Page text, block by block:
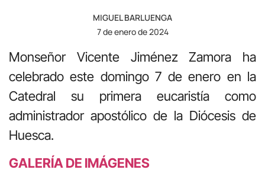
MIGUEL BARLUENGA
7 de enero de 2024
Monseñor Vicente Jiménez Zamora ha
celebrado este domingo 7 de enero en la
Catedral su primera eucaristía como
administrador apostólico de la Diócesis de
Huesca.
GALERÍA DE IMÁGENES